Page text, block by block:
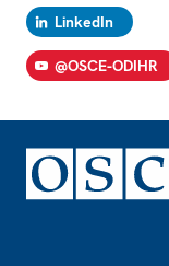
LinkedIn
@OSCE-ODIHR